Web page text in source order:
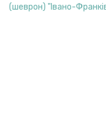
(шеврон) "Івано-